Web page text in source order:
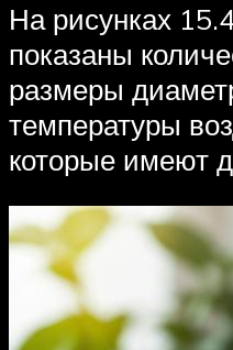
На рисунках
показаны
размеры
температуры
которые имеют